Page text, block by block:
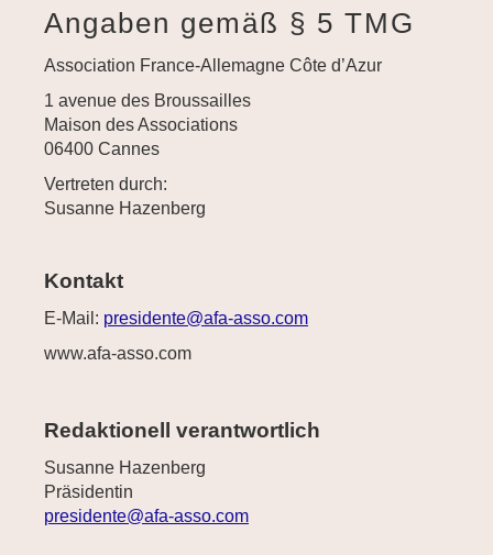
Angaben gemäß § 5 TMG
Association France-Allemagne Côte d’Azur
1 avenue des Broussailles
Maison des Associations
06400 Cannes
Vertreten durch:
Susanne Hazenberg
Kontakt
E-Mail: presidente@afa-asso.com
www.afa-asso.com
Redaktionell verantwortlich
Susanne Hazenberg
Präsidentin
presidente@afa-asso.com